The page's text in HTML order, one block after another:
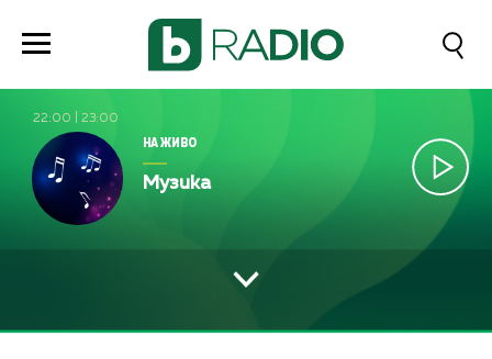
22:00 23:00
НА ЖИВО
Музика